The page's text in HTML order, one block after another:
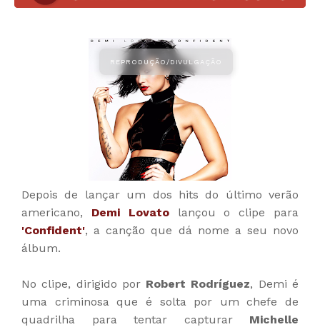
Depois de lançar um dos hits do último verão
americano, Demi Lovatolançou o clipe para
'Confident', a canção que dá nome a seu novo
álbum.
No clipe, dirigido por Robert Rodríguez, Demi é
uma criminosa que é solta por um chefe de
quadrilha para tentar capturar Michelle